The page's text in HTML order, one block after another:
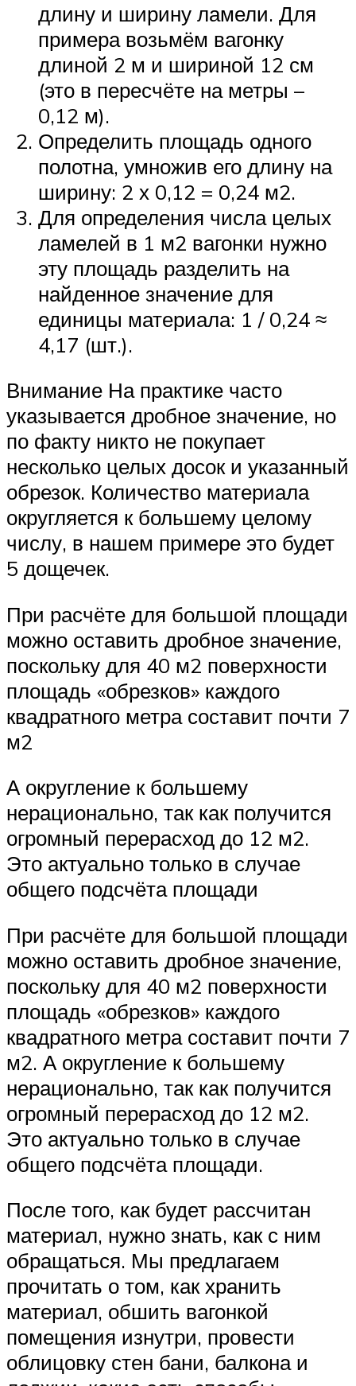
длину и ширину ламели. Для
примера возьмём вагонку
длиной 2 м и шириной 12 см
(это в пересчёте на метры –
0,12 м).
Определить площадь одного
полотна, умножив его длину на
ширину: 2 х 0,12 = 0,24 м2.
Для определения числа целых
ламелей в 1 м2 вагонки нужно
эту площадь разделить на
найденное значение для
единицы материала: 1 / 0,24 ≈
4,17 (шт.).
Внимание На практике часто
указывается дробное значение, но
по факту никто не покупает
несколько целых досок и указанный
обрезок. Количество материала
округляется к большему целому
числу, в нашем примере это будет
5 дощечек.
При расчёте для большой площади
можно оставить дробное значение,
поскольку для 40 м2 поверхности
площадь «обрезков» каждого
квадратного метра составит почти 7
м2
А округление к большему
нерационально, так как получится
огромный перерасход до 12 м2.
Это актуально только в случае
общего подсчёта площади
При расчёте для большой площади
можно оставить дробное значение,
поскольку для 40 м2 поверхности
площадь «обрезков» каждого
квадратного метра составит почти 7
м2. А округление к большему
нерационально, так как получится
огромный перерасход до 12 м2.
Это актуально только в случае
общего подсчёта площади.
После того, как будет рассчитан
материал, нужно знать, как с ним
обращаться. Мы предлагаем
прочитать о том, как хранить
материал, обшить вагонкой
помещения изнутри, провести
облицовку стен бани, балкона и